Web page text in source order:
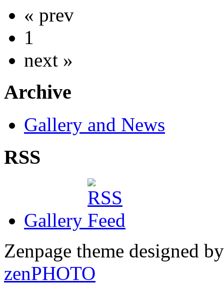
« prev
1
next »
Archive
Gallery and News
RSS
Gallery
Zenpage theme designed
zenPHOTO